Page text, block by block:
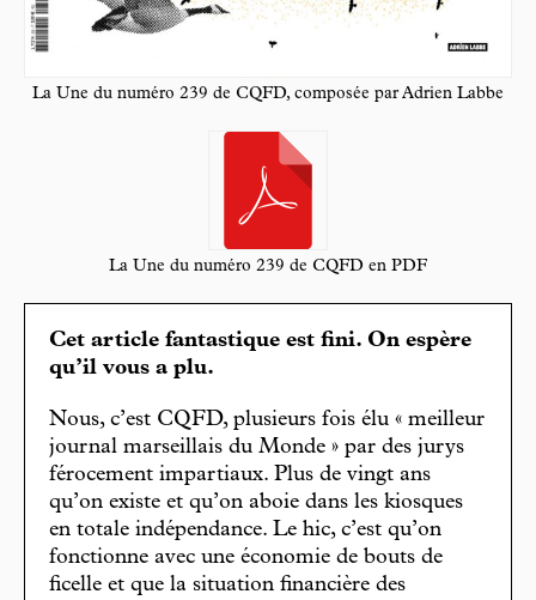
La Une du numéro 239 de CQFD, composée par Adrien Labbe
La Une du numéro 239 de CQFD en PDF
Cet article fantastique est fini. On espère
qu’il vous a plu.
Nous, c’est CQFD, plusieurs fois élu « meilleur
journal marseillais du Monde » par des jurys
férocement impartiaux. Plus de vingt ans
qu’on existe et qu’on aboie dans les kiosques
en totale indépendance. Le hic, c’est qu’on
fonctionne avec une économie de bouts de
ficelle et que la situation financière des